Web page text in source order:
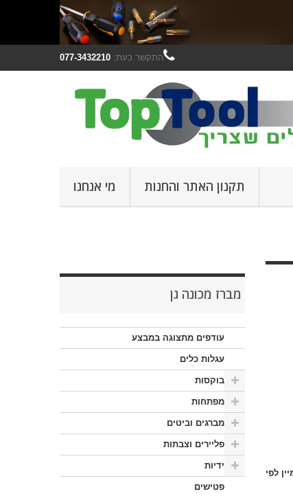
התקשר כעת: 077-3432210
מי אנחנו תקנון האתר והחנות
מברז מכונה גן
עודפים מתצוגה במבצע
עגלות כלים
בוקסות
מפתחות
מברגים וביטים
פליירים וצבתות
ידיות
פטישים
לפי